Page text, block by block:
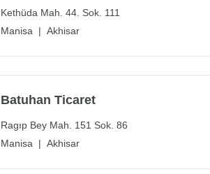
Kethüda Mah. 44. Sok. 111
Manisa | Akhisar
Batuhan Ticaret
Ragıp Bey Mah. 151 Sok. 86
Manisa | Akhisar